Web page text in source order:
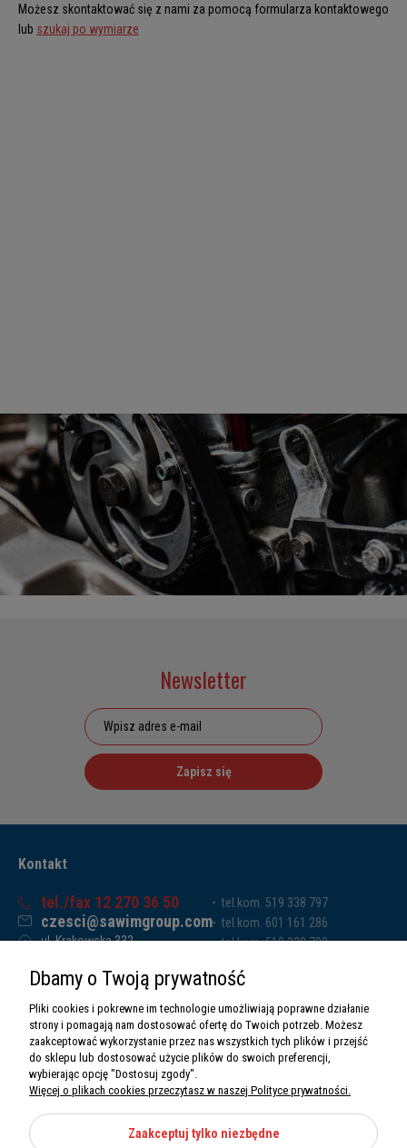
Możesz skontaktować się z nami za pomocą formularza kontaktowego
lub szukaj po wymiarze
Newsletter
Zapisz się
Kontakt
tel./fax 12 270 36 50
czesci@sawimgroup.com
ul. Krakowska 332,
Sawim Group Mariusz Zdyb sp. k.
NIP: 5130284470
REGON: 5246591010
tel.kom. 519 338 797
tel.kom. 601 161 286
tel.kom. 519 338 793
O nas
Informacje
Dbamy o Twoją prywatność
Pliki cookies i pokrewne im technologie umożliwiają poprawne działanie
strony i pomagają nam dostosować ofertę do Twoich potrzeb. Możesz
zaakceptować wykorzystanie przez nas wszystkich tych plików i przejść
do sklepu lub dostosować użycie plików do swoich preferencji,
wybierając opcję "Dostosuj zgody".
Więcej o plikach cookies przeczytasz w naszej Polityce prywatności.
Zaakceptuj tylko niezbędne